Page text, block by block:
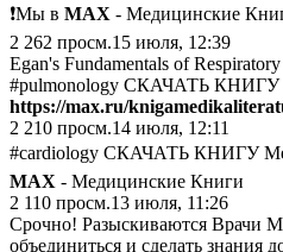
❗️Мы в MAX - Медицинские
2 262 просм.15 июля, 12:39
Egan's Fundamentals of
#pulmonology СКАЧАТЬ КНИГУ
https://max.ru/
2 210 просм.14 июля, 12:11
#cardiology СКАЧАТЬ КНИГУ
MAX - Медицинские Книги
2 110 просм.13 июля, 11:26
Срочно! Разыскиваются Врачи
объединиться и сделать знания